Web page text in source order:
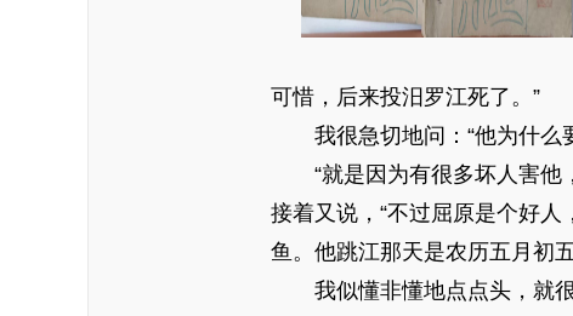
可惜，后来投汨罗江死了。”
我很急切地问：“他为什么
“就是因为有很多坏人害他
接着又说，“不过屈原是个好
鱼。他跳江那天是农历五月初
我似懂非懂地点点头，就很